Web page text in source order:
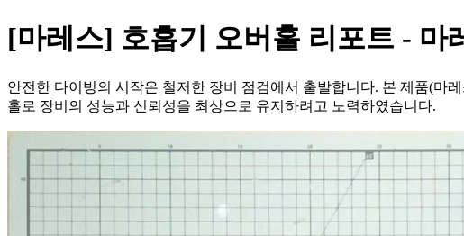
[마레스] 호흡기 오버홀 리포트 - 마
안전한 다이빙의 시작은 철저한 장비 점검에서 출발합니다. 본 제품(마
홀로 장비의 성능과 신뢰성을 최상으로 유지하려고 노력하였습니다.